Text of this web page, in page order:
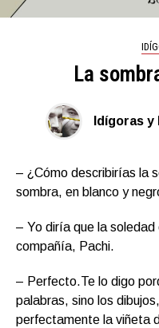
La
Idígoras y
– ¿Cómo describirías la
sombra, en blanco y
– Yo diría que la
compañía, Pachi.
– Perfecto.Te lo digo
palabras, sino los
perfectamente la viñeta